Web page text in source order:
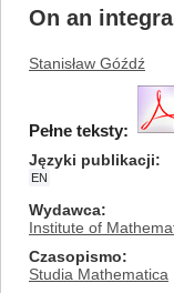
On an
Stanisław Góźdź
Pełne teksty:
Języki publikacji
EN
Wydawca
Institute of
Czasopismo
Studia Mathematica